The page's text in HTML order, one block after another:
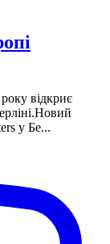
відкриє
у Бе...